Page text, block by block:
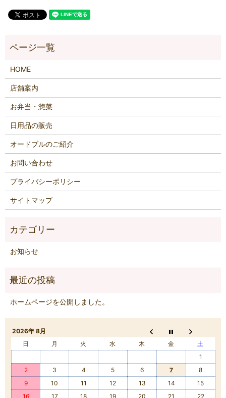
HOME
店舗案内
お弁当・惣菜
日用品の販売
オードブルのご紹介
お問い合わせ
プライバシーポリシー
サイトマップ
お知らせ
ホームページを公開しました。
2026年 8月
日
月 火 水 木 金
土
1
2
3 4 5 6 7
8
9
10 11 12 13 14
15
16
17 18 19 20 21 22